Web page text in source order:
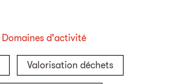
Domaines d'activité
Valorisation déchets